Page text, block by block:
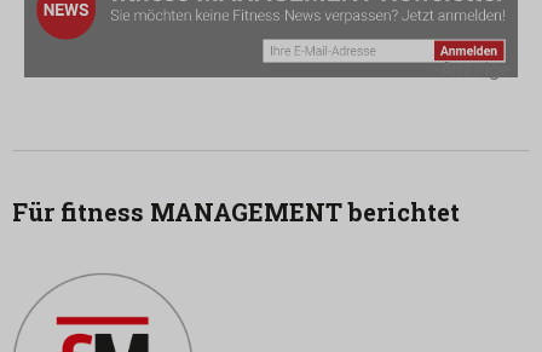
-Anzeige-
Für fitness MANAGEMENT berichtet